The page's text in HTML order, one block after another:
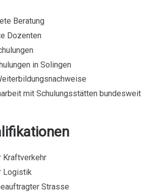
Beratung
Dozenten
in Solingen
mit Schulungsstätten bundesweit
Kraftverkehr
Logistik
Strasse